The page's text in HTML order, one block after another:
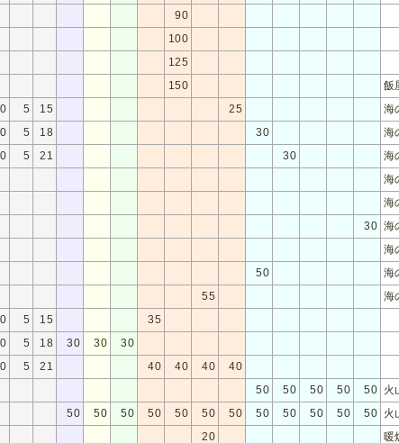
90
100
125
150
飯
5 15 25
海
5 18 30
海
5 21 30
海
海
海
30 海
海
50
海
55
海
5 15
35
5 18 30 30
30
5 21 40 40 40
40
50 50 50 50 50 火
50 50 50 50 50 50 50 50 50 50 50 50 火
20 暖